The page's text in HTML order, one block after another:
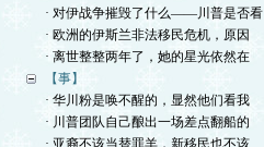
· 对伊战争摧毁了什么——川普是否看
· 欧洲的伊斯兰非法移民危机，原因
· 离世整整两年了，她的星光依然在
【事】
· 华川粉是唤不醒的，显然他们看我
· 川普团队自己酿出一场差点翻船的
· 亚裔不该当替罪羊，新移民也不该